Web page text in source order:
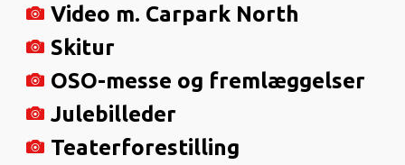
Video m. Carpark North
Skitur
OSO-messe og fremlæggelser
Julebilleder
Teaterforestilling